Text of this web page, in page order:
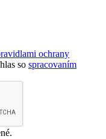
ochrany
so spracovaním